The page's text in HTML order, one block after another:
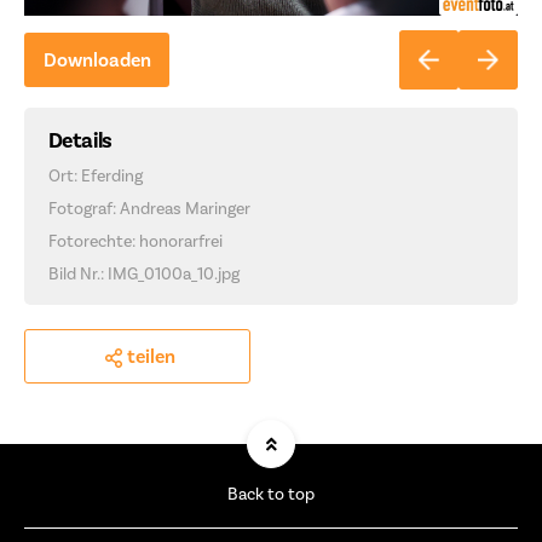
Downloaden
Details
Ort: Eferding
Fotograf: Andreas Maringer
Fotorechte: honorarfrei
Bild Nr.: IMG_0100a_10.jpg
teilen
Back to top